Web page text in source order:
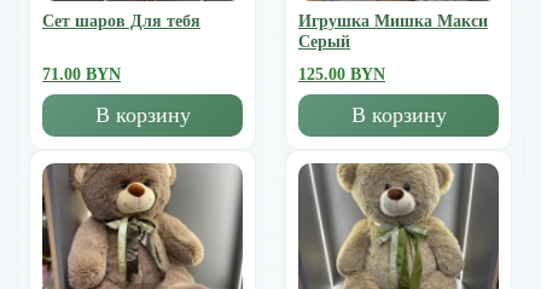
Сет шаров Для тебя
71.00 BYN
В корзину
Игрушка Мишка Mакси
Серый
125.00 BYN
В корзину